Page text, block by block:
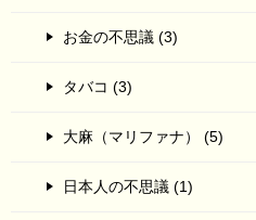
お金の不思議 (3)
タバコ (3)
大麻（マリファナ） (5)
日本人の不思議 (1)